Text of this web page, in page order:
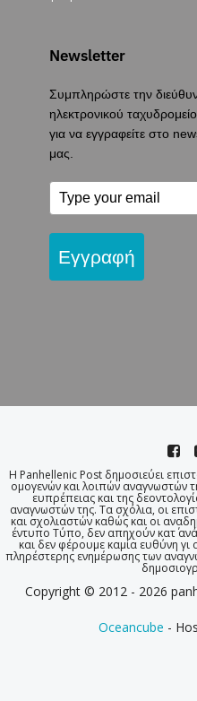
Newsletter
Συμπληρώστε την
ηλεκτρονικού
για να εγγραφείτε στο
μας.
Εγγραφή
Η Panhellenic Post δημοσιεύει
ομογενών και λοιπών αναγνωστών
ευπρέπειας και της
αναγνωστών της. Τα σχόλια, οι
και σχολιαστών καθώς και οι
έντυπο Τύπο, δεν απηχούν κατ΄
και δεν φέρουμε καμία ευθύνη
πληρέστερης ενημέρωσης των
Copyright © 2012 - 2026
Oceancube -